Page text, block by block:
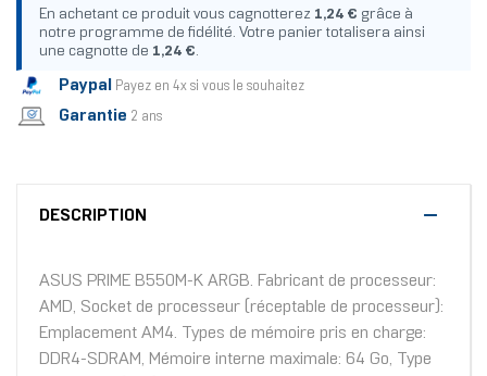
En achetant ce produit vous cagnotterez 1,24 € grâce à
notre programme de fidélité. Votre panier totalisera ainsi
une cagnotte de 1,24 €.
Paypal Payez en 4x si vous le souhaitez
Garantie 2 ans
DESCRIPTION
ASUS PRIME B550M-K ARGB. Fabricant de processeur:
AMD, Socket de processeur (réceptable de processeur):
Emplacement AM4. Types de mémoire pris en charge:
DDR4-SDRAM, Mémoire interne maximale: 64 Go, Type